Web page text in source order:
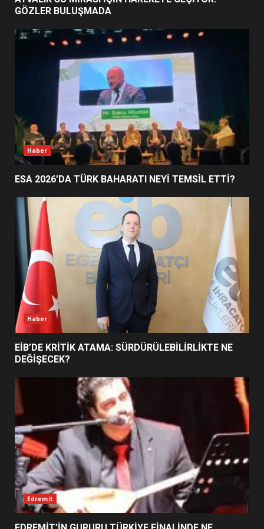
EİB’DE KRİTİK ATAMA:
SÜRDÜRÜLEBİLİRLİKTE NE
DEĞİŞECEK?
4
EDREMİT’İN GURURU TÜRKİYE
FİNALİNDE NE BAŞARDI?
5
UZATILDI: NE DEĞİŞTİ?
6
BURHANİYE SATRANÇ
TURNUVASI KAYITLARI NEYİ
DEĞİŞTİRİYOR?
BURHANİYE BELEDİYESPOR’DA
YENİ YÖNETİM NASIL
GÖZLER BULUŞMADA
Haber
ESA 2026’DA TÜRK BAHARATI NEYİ TEMSİL ETTİ?
Haber
EİB’DE KRİTİK ATAMA: SÜRDÜRÜLEBİLİRLİKTE NE
DEĞİŞECEK?
Edremit